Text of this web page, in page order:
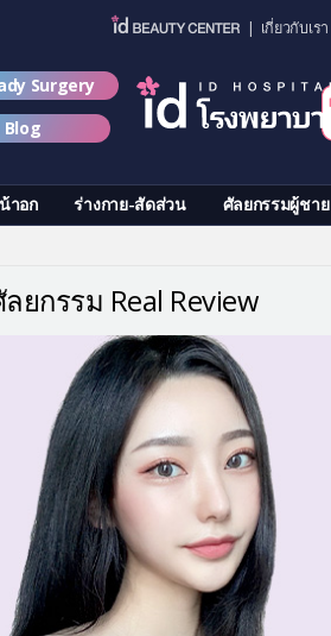
| เกี่ยวกับเรา
าอก ร่างกาย-สัดส่วน ศัลยกรรมผู้ชาย
Surgery
Blog
ยกรรม Real Review